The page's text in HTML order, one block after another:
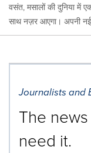
वसंत, मसालों की दुनिया में
साथ नज़र आएगा। अपनी
Journalists and
The
need it.